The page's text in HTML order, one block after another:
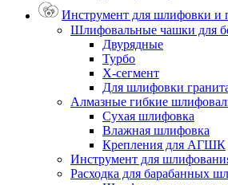
Инструмент для шлифовки и
Шлифовальные чашки для
Двурядные
Турбо
Х-сегмент
Для шлифовки
Алмазные гибкие
Cухая шлифовка
Влажная шлифовка
Крепления для АГШК
Инструмент для
Расходка для барабанных